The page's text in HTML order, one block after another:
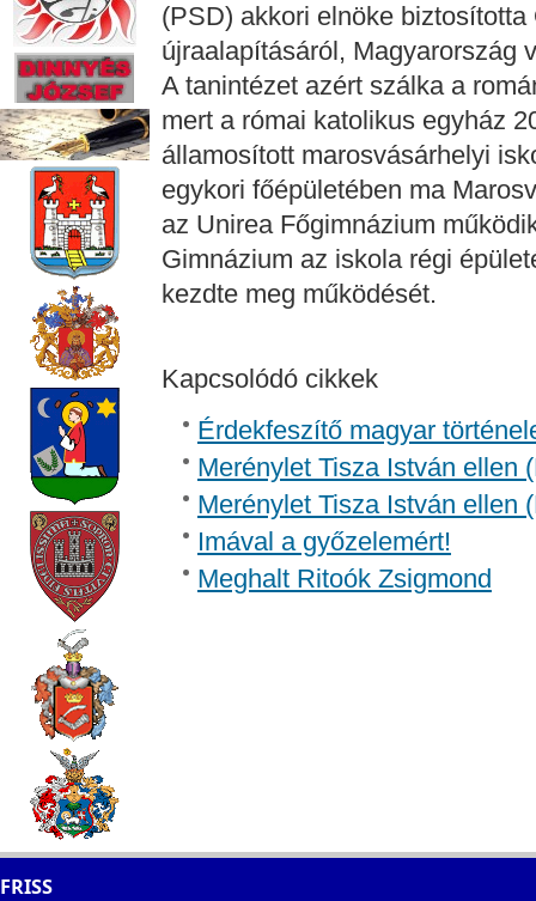
(PSD) akkori elnöke
újraalapításáról, Magyarország
A tanintézet azért szálka a
mert a római katolikus egyház
államosított marosvásárhelyi
egykori főépületében ma
az Unirea Főgimnázium
Gimnázium az iskola régi
kezdte meg működését.
Kapcsolódó cikkek
Érdekfeszítő magyar
Merénylet Tisza István ellen
Merénylet Tisza István ellen
Imával a győzelemért!
Meghalt Ritoók Zsigmond
FRISS